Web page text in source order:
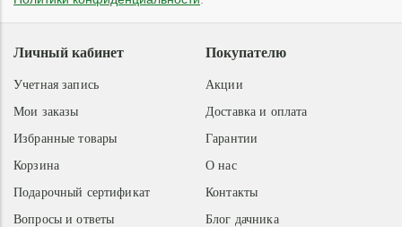
Покупателю
Акции
Доставка и оплата
Гарантии
О нас
Контакты
Блог дачника
Личный кабинет
Учетная запись
Мои заказы
Избранные товары
Корзина
Подарочный сертификат
Вопросы и ответы